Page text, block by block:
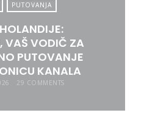
PUTOVANJA
VAŠ VODIČ ZA
PUTOVANJE
KANALA
29 COMMENTS